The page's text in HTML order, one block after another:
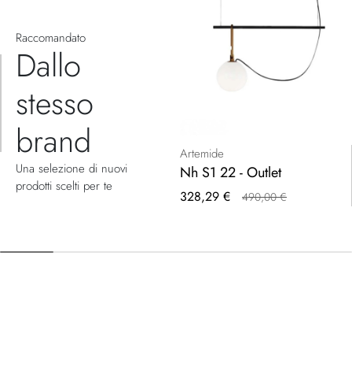
Raccomandato
Dallo
stesso
brand
Una selezione di nuovi
prodotti scelti per te
Artemide
Nh S1 22 - Outlet
Prezzo
328,29 € 490,00 €